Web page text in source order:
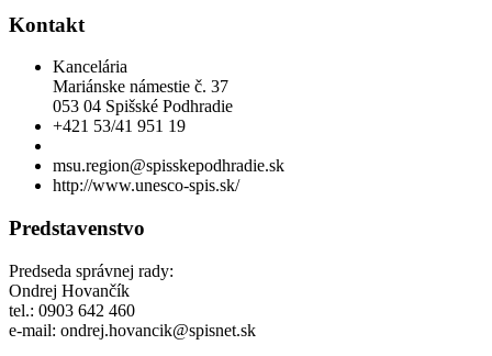
Kontakt
Kancelária
Mariánske námestie č. 37
053 04 Spišské Podhradie
+421 53/41 951 19
msu.region@spisskepodhradie.sk
http://www.unesco-spis.sk/
Predstavenstvo
Predseda správnej rady:
Ondrej Hovančík
tel.: 0903 642 460
e-mail: ondrej.hovancik@spisnet.sk